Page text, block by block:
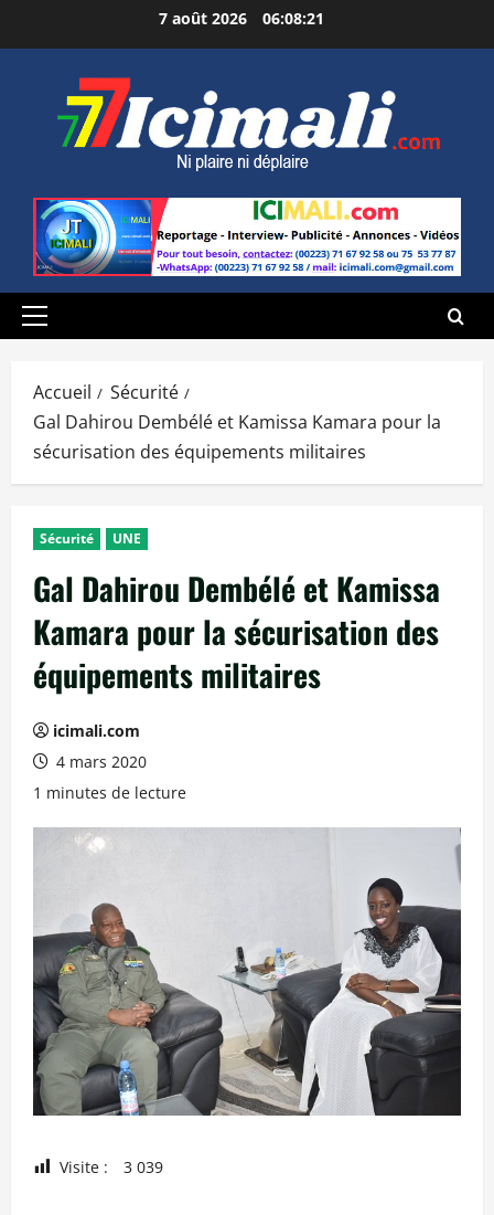
au
7 août 2026 06:08:22
Menu
Accueil
Sécurité
Gal Dahirou Dembélé et Kamissa Kamara pour la
sécurisation des équipements militaires
Sécurité UNE
Gal Dahirou Dembélé et Kamissa
Kamara pour la sécurisation des
équipements militaires
icimali.com
4 mars 2020
1 minutes de lecture
Visite : 3 039